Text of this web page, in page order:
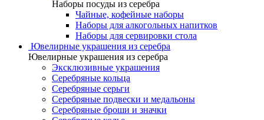
Наборы посуды из серебра
Чайные, кофейные наборы
Наборы для алкогольных напитков
Наборы для сервировки стола
Ювелирные украшения из серебра
Ювелирные украшения из серебра
Эксклюзивные украшения
Серебряные кольца
Серебряные серьги
Серебряные подвески и медальоны
Серебряные броши и значки